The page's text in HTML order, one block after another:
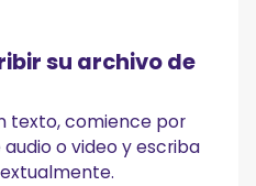
su archivo de
texto, comience por
o video y escriba